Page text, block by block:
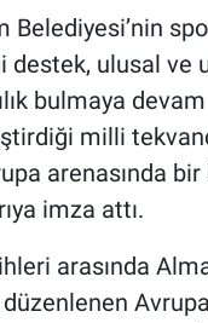
Belediyesi’nin
destek, ulusal ve
bulmaya
milli
arenasında
imza attı.
arasında